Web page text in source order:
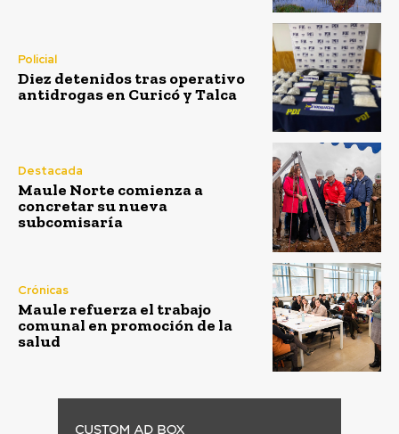
Policial
Diez detenidos tras operativo
antidrogas en Curicó y Talca
Destacada
Maule Norte comienza a
concretar su nueva
subcomisaría
Crónicas
Maule refuerza el trabajo
comunal en promoción de la
salud